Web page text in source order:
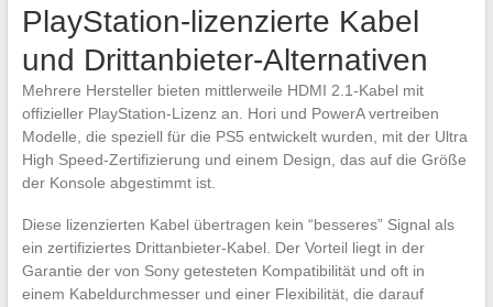
PlayStation-lizenzierte Kabel
und Drittanbieter-Alternativen
Mehrere Hersteller bieten mittlerweile HDMI 2.1-Kabel mit
offizieller PlayStation-Lizenz an. Hori und PowerA vertreiben
Modelle, die speziell für die PS5 entwickelt wurden, mit der Ultra
High Speed-Zertifizierung und einem Design, das auf die Größe
der Konsole abgestimmt ist.
Diese lizenzierten Kabel übertragen kein “besseres” Signal als
ein zertifiziertes Drittanbieter-Kabel. Der Vorteil liegt in der
Garantie der von Sony getesteten Kompatibilität und oft in
einem Kabeldurchmesser und einer Flexibilität, die darauf